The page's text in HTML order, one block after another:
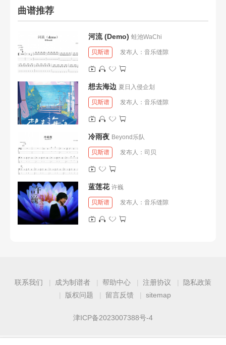
曲谱推荐
河流 (Demo) 蛙池WaChi
贝斯谱 发布人： 音乐缝隙
想去海边 夏日入侵企划
贝斯谱 发布人： 音乐缝隙
冷雨夜 Beyond乐队
贝斯谱 发布人： 司贝
蓝莲花 许巍
贝斯谱 发布人： 音乐缝隙
联系我们 成为制谱者 帮助中心 注册协议
隐私政策
版权问题
留言反馈 sitemap
津ICP备2023007388号-4